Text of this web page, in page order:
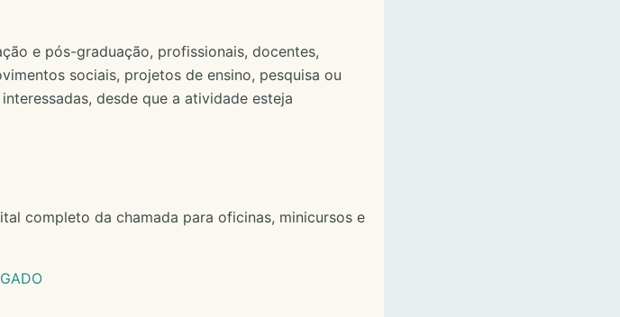
e pós-graduação, profissionais, docentes,
sociais, projetos de ensino, pesquisa ou
desde que a atividade esteja
completo da chamada para oficinas, minicursos e